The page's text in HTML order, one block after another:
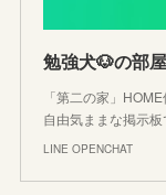
勉強犬🐶の部屋
「第二の家」
自由気ままな掲示板
LINE OPENCHAT